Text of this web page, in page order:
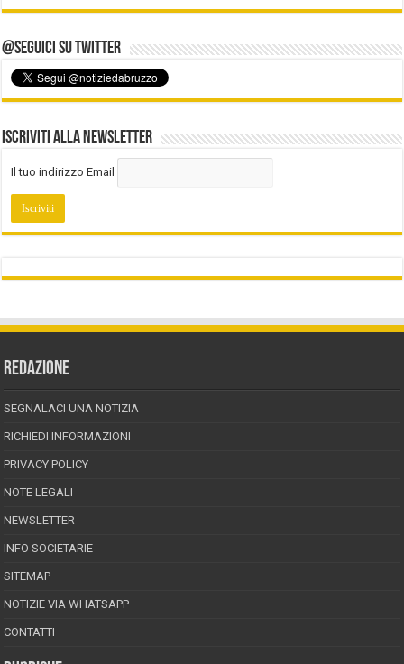
@Seguici su Twitter
Iscriviti alla Newsletter
Il tuo indirizzo Email
REDAZIONE
SEGNALACI UNA NOTIZIA
RICHIEDI INFORMAZIONI
PRIVACY POLICY
NOTE LEGALI
NEWSLETTER
INFO SOCIETARIE
SITEMAP
NOTIZIE VIA WHATSAPP
CONTATTI